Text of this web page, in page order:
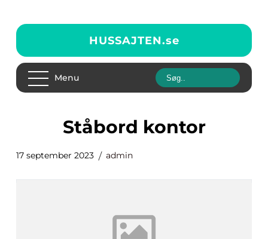
HUSSAJTEN.se
Menu
ståbord kontor
17 september 2023 admin